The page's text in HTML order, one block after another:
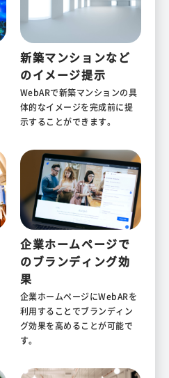
新築マンションなど
のイメージ提示
WebARで新築マンションの具
体的なイメージを完成前に提
示することができます。
企業ホームページで
のブランディング効
果
企業ホームページにWebARを
利用することでブランディン
グ効果を高めることが可能で
す。